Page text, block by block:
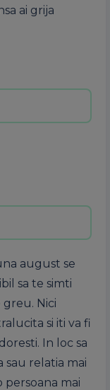
ai grija
august se
sa te simti
greu. Nici
si iti va fi
In loc sa
sau relatia mai
persoana mai